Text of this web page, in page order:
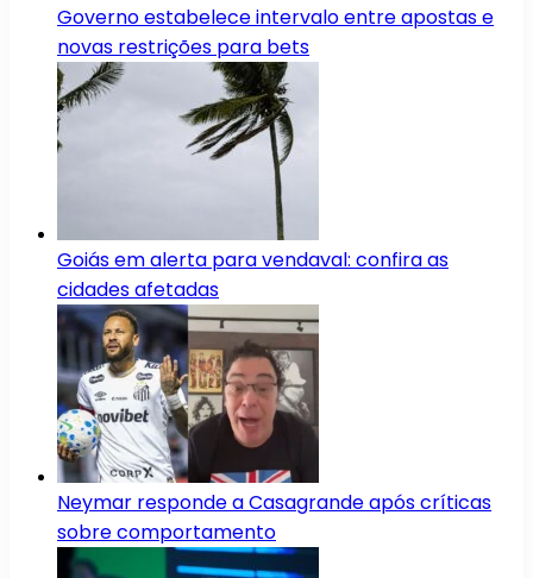
Governo estabelece intervalo entre apostas e
novas restrições para bets
Goiás em alerta para vendaval: confira as
cidades afetadas
Neymar responde a Casagrande após críticas
sobre comportamento